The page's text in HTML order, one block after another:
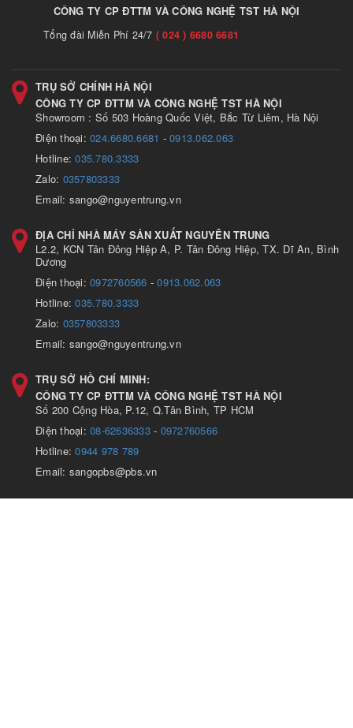
CÔNG TY CP ĐTTM VÀ CÔNG NGHỆ TST HÀ NỘI
Tổng đài Miễn Phí 24/7 ( 024 ) 6680 6681
TRỤ SỞ CHÍNH HÀ NỘI
CÔNG TY CP ĐTTM VÀ CÔNG NGHỆ TST HÀ NỘI
Showroom : Số 503 Hoàng Quốc Việt, Bắc Từ Liêm, Hà Nội
Điện thoại:024.6680.6681 -0913.062.063
Hotline:035.780.3333
Zalo: 0357803333
Email: sango@nguyentrung.vn
ĐỊA CHỈ NHÀ MÁY SẢN XUẤT NGUYÊN TRUNG
L2.2, KCN Tân Đông Hiệp A, P. Tân Đông Hiệp, TX. Dĩ An, Bình
Dương
Điện thoại:0972760566 -0913.062.063
Hotline:035.780.3333
Zalo: 0357803333
Email: sango@nguyentrung.vn
TRỤ SỞ HỒ CHÍ MINH:
CÔNG TY CP ĐTTM VÀ CÔNG NGHỆ TST HÀ NỘI
Số 200 Cộng Hòa, P.12, Q.Tân Bình, TP HCM
Điện thoại:08-62636333- 0972760566
Hotline:0944 978 789
Email: sangopbs@pbs.vn